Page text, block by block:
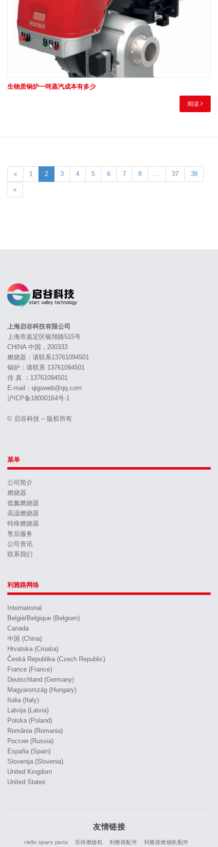
生物质锅炉一吨蒸汽成本有多少
阅读
« 1 2 3 4 5 6 7 8 37 38
»
上海启谷科技有限公司
上海市嘉定区银翔路515号
CHINA 中国，200333
燃烧器：请联系13761094501
锅炉：请联系 13761094501
传 真 ：13761094501
E-mail：qiguweb@qq.com
沪ICP备18000164号-1
© 启谷科技 – 版权所有
菜单
公司简介
燃烧器
低氮燃烧器
高温燃烧器
特殊燃烧器
售后服务
公司资讯
联系我们
利雅路网络
International
België/Belgique (Belgium)
Canada
中国 (China)
Hrvatska (Croatia)
Česká Republika (Czech Republic)
France (France)
Deutschland (Germany)
Magyarország (Hungary)
Italia (Italy)
Latvija (Latvia)
Polska (Poland)
România (Romania)
Россия (Russia)
España (Spain)
Slovenija (Slovenia)
United Kingdom
United States
友情链接
riello spare parts 百得燃烧机 利雅路配件 利雅路燃烧机配件